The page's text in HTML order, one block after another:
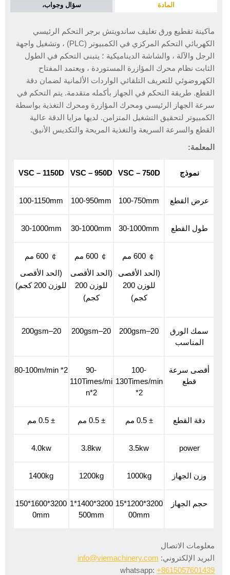
المادة سؤال وجواب،
ماكينة تقطيع ورق تغليف ساندويتش برجر التحكم الرئيسي
الكهربائي التحكم المركزي في الكمبيوتر (PLC) ، وتشغيل واجهة
الرجل والآلة ، والشاشة الديناميكية ؛ يتبنى التحكم في الطول
الثابت نظام محرك المؤازرة المستوردة ، ويعتمد المفتاح
الكهروضوئي للتعريف التلقائي الواردات الألمانية لضمان دقة
القطع. طريقة التحكم في الجهاز بأكمله متقدمة. يتم التحكم في
سرعة الجهاز الرئيسي ومحرك المؤازرة ومحرك التغذية بواسطة
الكمبيوتر لتحقيق التشغيل المتزامن. لديها مزايا الدقة عالية
القطع والسرعة السريعة والتغذية المريحة والتكديس الأنيق.
المعلمة:
نموذج VSC – 750D
VSC – 950D
VSC – 1150D
عرض القطع 100-750mm
100-950mm
100-1150mm
طول القطع 30-1000mm
30-1000mm
30-1000mm
￠ 600 مم
(الحد الأقصى
للوزن 200
كجم)
￠ 600 مم
(الحد الأقصى
للوزن 200
كجم)
￠ 600 مم
(الحد الأقصى
للوزن 200 كجم)
سمك الورق
المناسب
20–200gsm
20–200gsm
20–200gsm
أقصى سرعة
قطع
100-
130Times/min
*2
90-
110Times/mi
n*2
80-100m/min *2
دقة القطع ± 0.5 مم ± 0.5 مم ± 0.5 مم
power
3.5kw
3.8kw
4.0kw
وزن الجهاز 1000kg
1200kg
1400kg
حجم الجهاز
3200*1200*15
00mm
3200*1400*1
500mm
3200*1600*150
0mm
معلومات الاتصال
البريد الإلكتروني: info@viemachinery.com
whatsapp: +8615057601439